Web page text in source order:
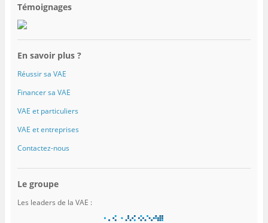
Témoignages
En savoir plus ?
Réussir sa VAE
Financer sa VAE
VAE et particuliers
VAE et entreprises
Contactez-nous
Le groupe
Les leaders de la VAE :